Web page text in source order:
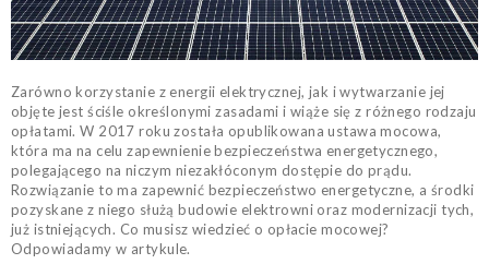
Zarówno korzystanie z energii elektrycznej, jak i wytwarzanie jej
objęte jest ściśle określonymi zasadami i wiąże się z różnego rodzaju
opłatami. W 2017 roku została opublikowana ustawa mocowa,
która ma na celu zapewnienie bezpieczeństwa energetycznego,
polegającego na niczym niezakłóconym dostępie do prądu.
Rozwiązanie to ma zapewnić bezpieczeństwo energetyczne, a środki
pozyskane z niego służą budowie elektrowni oraz modernizacji tych,
już istniejących. Co musisz wiedzieć o opłacie mocowej?
Odpowiadamy w artykule.